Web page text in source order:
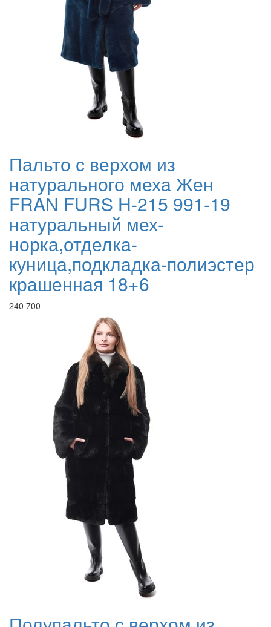
Пальто с верхом из
натурального меха Жен
FRAN FURS H-215 991-19
натуральный мех-
норка,отделка-
куница,подкладка-полиэстер
крашенная 18+6
240 700